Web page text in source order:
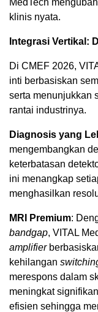
klinis nyata.
Integrasi Vertikal:
Di CMEF 2026,
inti berbasiskan
serta menunjukkan
rantai industrinya.
Diagnosis yang
mengembangkan
keterbatasan
ini menangkap
menghasilkan
MRI Premium:
bandgap, VITAL
amplifier
kehilangan
merespons dalam
meningkat
efisien sehingga